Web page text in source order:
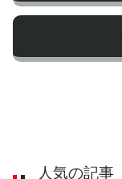
人気の記事